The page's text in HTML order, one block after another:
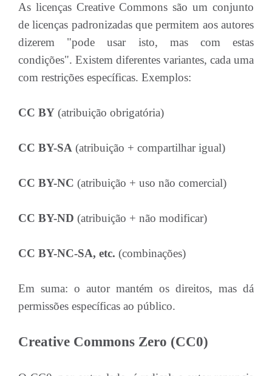
As licenças Creative Commons são um conjunto
de licenças padronizadas que permitem aos autores
dizerem "pode usar isto, mas com estas
condições". Existem diferentes variantes, cada uma
com restrições específicas. Exemplos:
CC BY (atribuição obrigatória)
CC BY-SA (atribuição + compartilhar igual)
CC BY-NC (atribuição + uso não comercial)
CC BY-ND (atribuição + não modificar)
CC BY-NC-SA, etc. (combinações)
Em suma: o autor mantém os direitos, mas dá
permissões específicas ao público.
Creative Commons Zero (CC0)